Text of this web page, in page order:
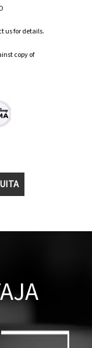
us for details.
copy of